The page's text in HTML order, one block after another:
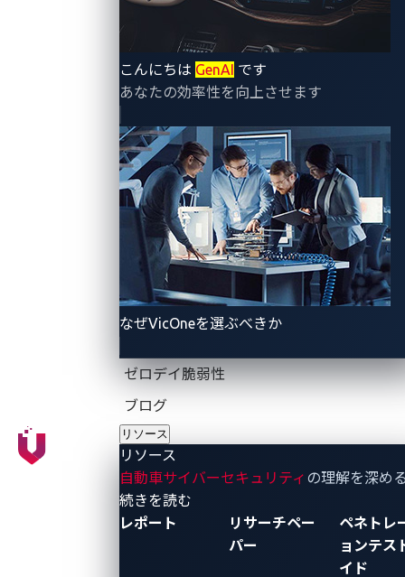
こんにちは GenAI です
あなたの効率性を向上させます
なぜVicOneを選ぶべきか
ゼロデイ脆弱性
ブログ
リソース
リソース
自動車サイバーセキュリティ の理解を深め
続きを読む
レポート
リサーチペー
パー
ペネトレ
ョンテス
イド